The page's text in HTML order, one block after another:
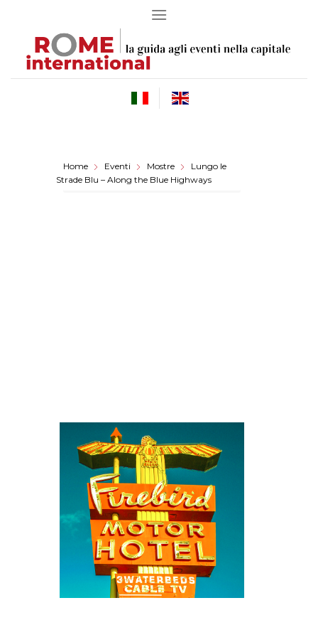
Home Eventi Mostre
Lungo le
Strade Blu – Along the Blue Highways